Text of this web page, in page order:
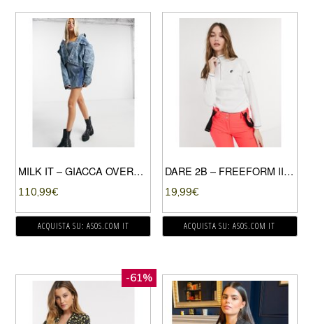
MILK IT – GIACCA OVERSIZE VINTAGE IN DENIM CON STAMPA DI SERPENTE IN COORDINATO-BLU
110,99€
ACQUISTA SU: ASOS.COM IT
DARE 2B – FREEFORM II – FELPA BIANCA IN PILE-BIANCO
19,99€
ACQUISTA SU: ASOS.COM IT
-61%